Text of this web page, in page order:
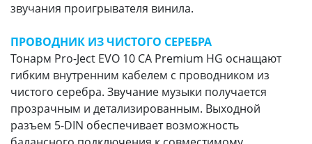
звучания проигрывателя винила.
ПРОВОДНИК ИЗ ЧИСТОГО СЕРЕБРА
Тонарм Pro-Ject EVO 10 CA Premium HG оснащают
гибким внутренним кабелем с проводником из
чистого серебра. Звучание музыки получается
прозрачным и детализированным. Выходной
разъем 5-DIN обеспечивает возможность